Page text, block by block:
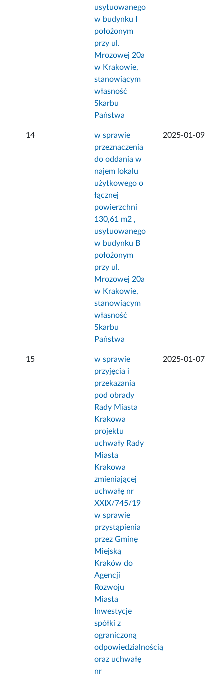
usytuowanego
w budynku I
położonym
przy ul.
Mrozowej 20a
w Krakowie,
stanowiącym
własność
Skarbu
Państwa
14
w sprawie
przeznaczenia
do oddania w
najem lokalu
użytkowego o
łącznej
powierzchni
130,61 m2 ,
usytuowanego
w budynku B
położonym
przy ul.
Mrozowej 20a
w Krakowie,
stanowiącym
własność
Skarbu
Państwa
2025-01-09
15
w sprawie
przyjęcia i
przekazania
pod obrady
Rady Miasta
Krakowa
projektu
uchwały Rady
Miasta
Krakowa
zmieniającej
uchwałę nr
XXIX/745/19
w sprawie
przystąpienia
przez Gminę
Miejską
Kraków do
Agencji
Rozwoju
Miasta
Inwestycje
spółki z
ograniczoną
odpowiedzialnością
oraz uchwałę
nr
2025-01-07